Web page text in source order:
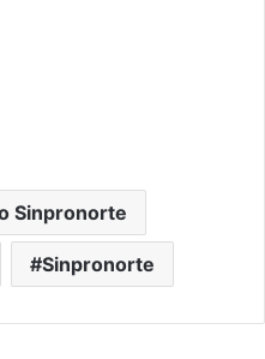
Sinpronorte
Sinpronorte